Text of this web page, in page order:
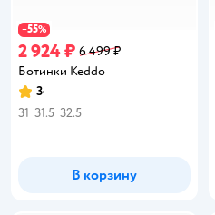
−55%
2 924 ₽ 6 499 ₽
Ботинки Keddo
Рейтинг:
3
31 31.5 32.5
В корзину